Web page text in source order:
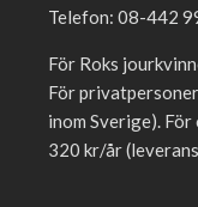
Telefon: 08-442
För Roks
För
inom Sverige).
320 kr/år